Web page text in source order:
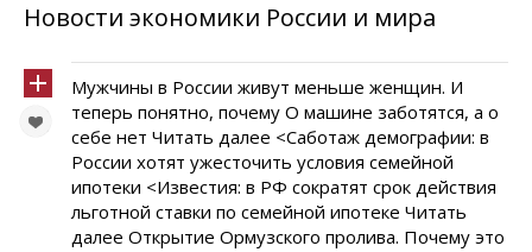
Новости экономики России и мира
Мужчины в России живут меньше женщин. И
теперь понятно, почему О машине заботятся, а о
себе нет Читать далее <Саботаж демографии: в
России хотят ужесточить условия семейной
ипотеки <Известия: в РФ сократят срок действия
льготной ставки по семейной ипотеке Читать
далее Открытие Ормузского пролива. Почему это